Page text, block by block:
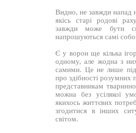
Видно, не завжди напад
якісь старі родові
завжди може бути
напрошуються самі
Є у ворон ще кілька
одному, але жодна з
самими. Це не лише
про здібності розумних
представникам
можна без усілякої
якихось життєвих
згодитися в інших
світом.